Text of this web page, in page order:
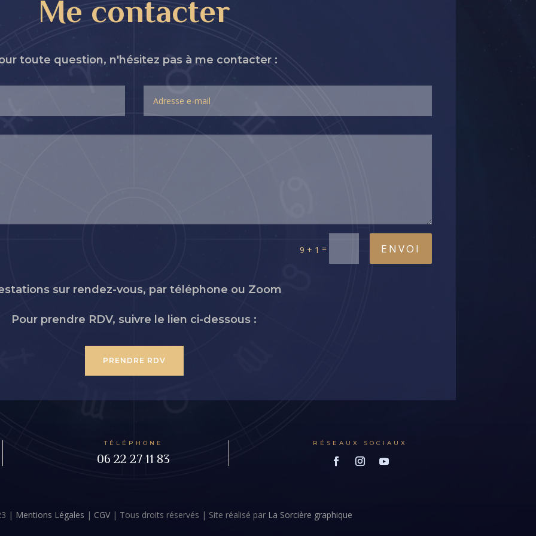
Me contacter
toute question, n'hésitez pas à me contacter :
9 + 1 = ENVOI
sur rendez-vous, par téléphone ou Zoom
Pour prendre RDV, suivre le lien ci-dessous :
PRENDRE RDV
TÉLÉPHONE
06 22 27 11 83
RÉSEAUX SOCIAUX
| Mentions Légales | CGV| Tous droits réservés | Site réalisé par La Sorcière graphique